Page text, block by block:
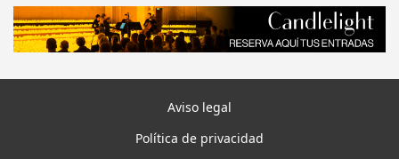
Aviso legal
Política de privacidad